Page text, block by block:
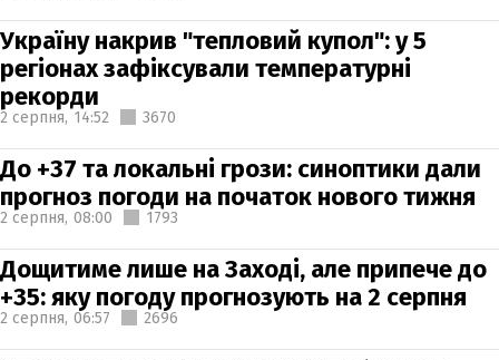
Україну накрив "тепловий купол": у 5
регіонах зафіксували температурні
рекорди
2 серпня, 14:52 3670
До +37 та локальні грози: синоптики дали
прогноз погоди на початок нового тижня
2 серпня, 08:00 1793
Дощитиме лише на Заході, але припече до
+35: яку погоду прогнозують на 2 серпня
2 серпня, 06:57 2696